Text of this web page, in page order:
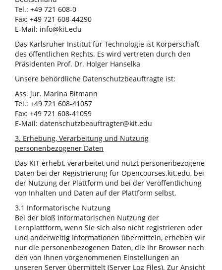
Tel.: +49 721 608-0
Fax: +49 721 608-44290
E-Mail: info@kit.edu
Das Karlsruher Institut für Technologie ist Körperschaft
des öffentlichen Rechts. Es wird vertreten durch den
Präsidenten Prof. Dr. Holger Hanselka
Unsere behördliche Datenschutzbeauftragte ist:
Ass. jur. Marina Bitmann
Tel.: +49 721 608-41057
Fax: +49 721 608-41059
E-Mail: datenschutzbeauftragter@kit.edu
3. Erhebung, Verarbeitung und Nutzung
personenbezogener Daten
Das KIT erhebt, verarbeitet und nutzt personenbezogene
Daten bei der Registrierung für Opencourses.kit.edu, bei
der Nutzung der Plattform und bei der Veröffentlichung
von Inhalten und Daten auf der Plattform selbst.
3.1 Informatorische Nutzung
Bei der bloß informatorischen Nutzung der
Lernplattform, wenn Sie sich also nicht registrieren oder
und anderweitig Informationen übermitteln, erheben wir
nur die personenbezogenen Daten, die Ihr Browser nach
den von Ihnen vorgenommenen Einstellungen an
unseren Server übermittelt (Server Log Files). Zur Ansicht